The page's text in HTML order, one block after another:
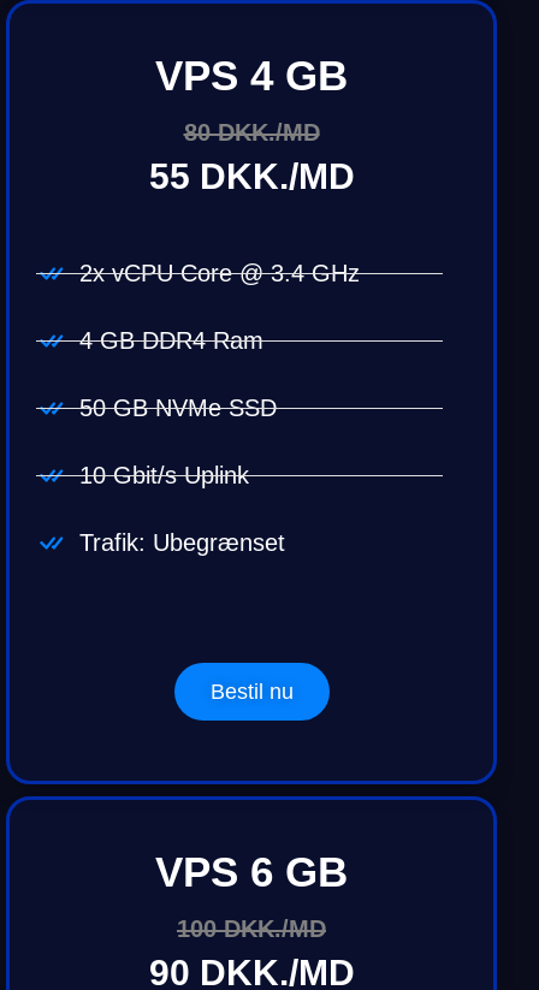
VPS 4 GB
80 DKK./MD
55 DKK./MD
2x vCPU Core @ 3.4 GHz
4 GB DDR4 Ram
50 GB NVMe SSD
10 Gbit/s Uplink
Trafik: Ubegrænset
Bestil nu
VPS 6 GB
100 DKK./MD
90 DKK./MD